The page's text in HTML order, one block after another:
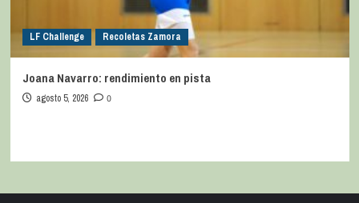
LF Challenge Recoletas Zamora
Joana Navarro: rendimiento en pista
agosto 5, 2026 0